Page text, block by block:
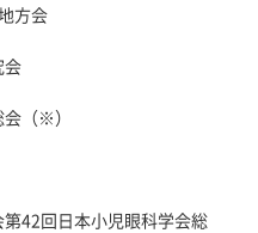
方会
会
（※）
42回日本小児眼科学会総